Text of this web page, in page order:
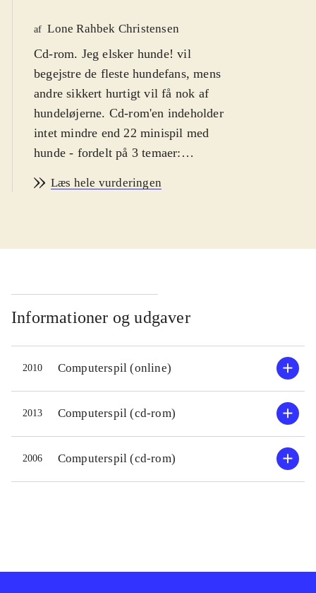
af Lone Rahbek Christensen
Cd-rom. Jeg elsker hunde! vil
begejstre de fleste hundefans, mens
andre sikkert hurtigt vil få nok af
hundeløjerne. Cd-rom'en indeholder
intet mindre end 22 minispil med
hunde - fordelt på 3 temaer:
Spillene er alle variationer over
Frogger og Ping Pong. Man skal bl.a.
pølse-lianer, fange godbidder, klaske
lopper, spille bold og mange andre
hunderelaterede ting. Der kan
gemmes op til 4 hundeprofiler, og der
er top10-liste til alle spil. På top10-
listerne står fra starten fiktive
personer, så det kan være en
"Skattekisten" optjener man billeder
Læs hele vurderingen
Informationer og udgaver
2010 Computerspil (online)
2013 Computerspil (cd-rom)
2006 Computerspil (cd-rom)